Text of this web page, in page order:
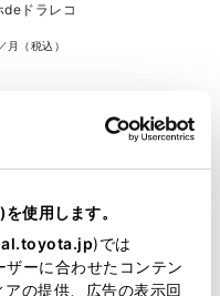
使用します。
)では
ーに合わせたコンテン
の提供、広告の表示回
deドラレコ
月（税込）
け前に、スマホからナ
的地を送信